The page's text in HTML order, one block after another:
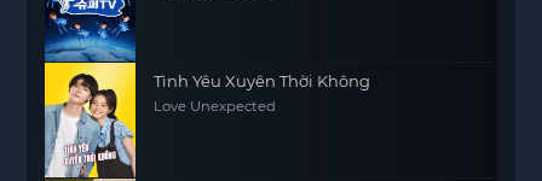
Tình Yêu Xuyên Thời Không
Love Unexpected